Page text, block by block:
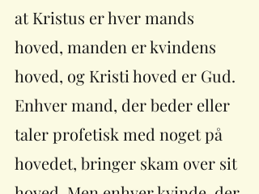
at Kristus er hver mands
hoved, manden er kvindens
hoved, og Kristi hoved er Gud.
Enhver mand, der beder eller
taler profetisk med noget på
hovedet, bringer skam over sit